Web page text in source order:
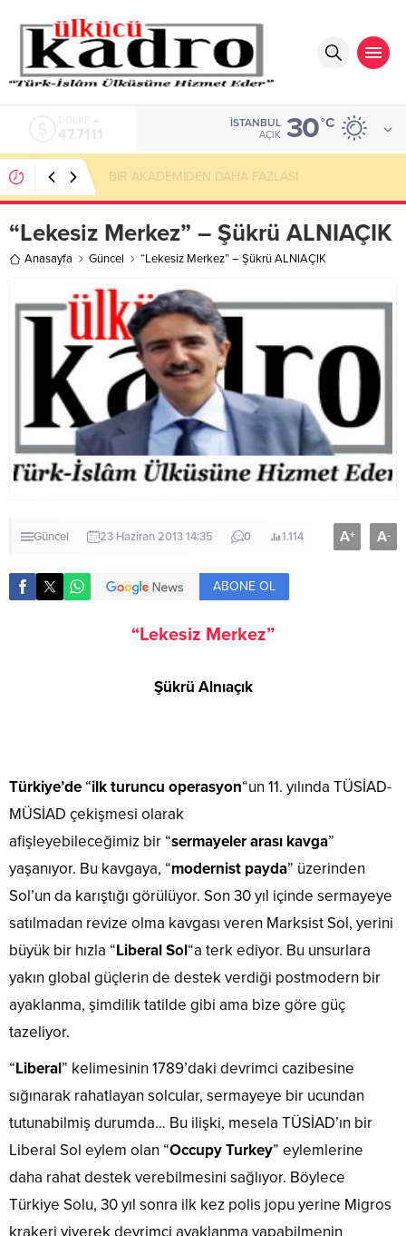
47,7111
İSTANBUL
AÇIK 30°C
BİR AKADEMİDEN DAHA FAZLASI
“Lekesiz Merkez” – Şükrü ALNIAÇIK
Anasayfa Güncel “Lekesiz Merkez” – Şükrü ALNIAÇIK
Güncel 23 Haziran 2013 14:35 0 1.114 A+ A-
ABONE OL
“Lekesiz Merkez”
Şükrü Alnıaçık
Türkiye’de “ilk turuncu operasyon“un 11. yılında TÜSİAD-
MÜSİAD çekişmesi olarak
afişleyebileceğimiz bir “sermayeler arası kavga”
yaşanıyor. Bu kavgaya, “modernist payda” üzerinden
Sol’un da karıştığı görülüyor. Son 30 yıl içinde sermayeye
satılmadan revize olma kavgası veren Marksist Sol, yerini
büyük bir hızla “Liberal Sol“a terk ediyor. Bu unsurlara
yakın global güçlerin de destek verdiği postmodern bir
ayaklanma, şimdilik tatilde gibi ama bize göre güç
tazeliyor.
“Liberal” kelimesinin 1789’daki devrimci cazibesine
sığınarak rahatlayan solcular, sermayeye bir ucundan
tutunabilmiş durumda… Bu ilişki, mesela TÜSİAD’ın bir
Liberal Sol eylem olan “Occupy Turkey” eylemlerine
daha rahat destek verebilmesini sağlıyor. Böylece
Türkiye Solu, 30 yıl sonra ilk kez polis jopu yerine Migros
krakeri yiyerek devrimci ayaklanma yapabilmenin